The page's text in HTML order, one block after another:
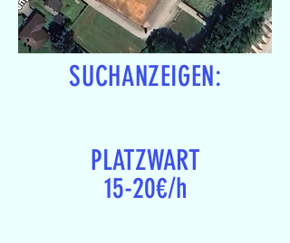
SUCHANZEIGEN:
PLATZWART
15-20€/h